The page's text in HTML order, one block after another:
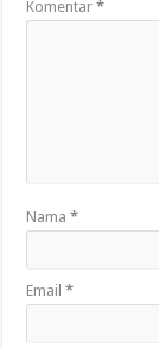
Komentar*
Nama*
Email*